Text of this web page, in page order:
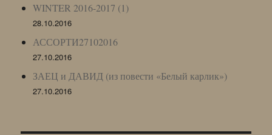
WINTER 2016-2017 (1)
28.10.2016
АССОРТИ27102016
27.10.2016
ЗАЕЦ и ДАВИД (из повести «Белый карлик»)
27.10.2016